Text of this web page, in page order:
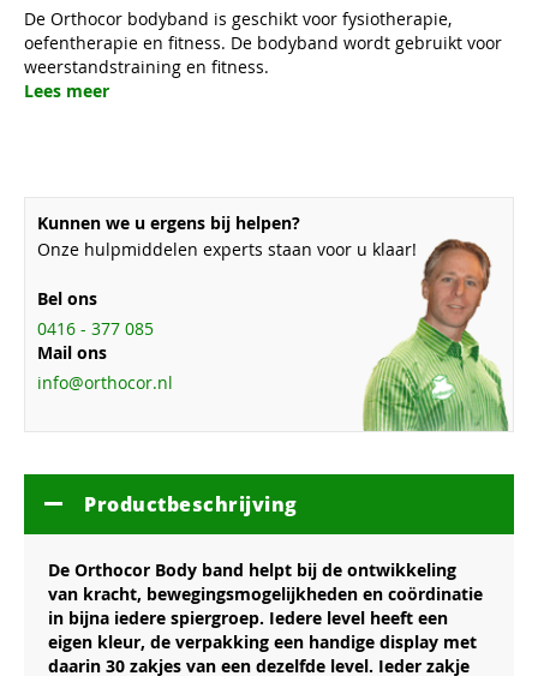
De Orthocor bodyband is geschikt voor fysiotherapie,
oefentherapie en fitness. De bodyband wordt gebruikt voor
weerstandstraining en fitness.
Lees meer
Kunnen we u ergens bij helpen?
Onze hulpmiddelen experts staan voor u klaar!
Bel ons
0416 - 377 085
Mail ons
info@orthocor.nl
Productbeschrijving
De Orthocor Body band helpt bij de ontwikkeling
van kracht, bewegingsmogelijkheden en coördinatie
in bijna iedere spiergroep. Iedere level heeft een
eigen kleur, de verpakking een handige display met
daarin 30 zakjes van een dezelfde level. Ieder zakje